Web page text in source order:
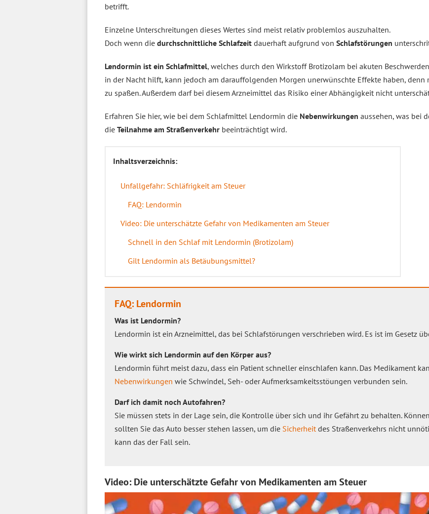
betrifft.
Einzelne Unterschreitungen dieses Wertes sind meist relativ problemlos auszuhalten.
Doch wenn die durchschnittliche Schlafzeit dauerhaft aufgrund von Schlafstörungen
Lendormin ist ein Schlafmittel, welches durch den Wirkstoff Brotizolam bei akuten
in der Nacht hilft, kann jedoch am darauffolgenden Morgen unerwünschte Effekte haben, denn
zu spaßen. Außerdem darf bei diesem Arzneimittel das Risiko einer Abhängigkeit nicht
Erfahren Sie hier, wie bei dem Schlafmittel Lendormin die Nebenwirkungen aussehen, was bei
die Teilnahme am Straßenverkehr beeinträchtigt wird.
Inhaltsverzeichnis:
Unfallgefahr: Schläfrigkeit am Steuer
FAQ: Lendormin
Video: Die unterschätzte Gefahr von Medikamenten am Steuer
Schnell in den Schlaf mit Lendormin (Brotizolam)
Gilt Lendormin als Betäubungsmittel?
FAQ: Lendormin
Was ist Lendormin?
Lendormin ist ein Arzneimittel, das bei Schlafstörungen verschrieben wird. Es ist im Gesetz
Wie wirkt sich Lendormin auf den Körper aus?
Lendormin führt meist dazu, dass ein Patient schneller einschlafen kann. Das Medikament
Nebenwirkungen wie Schwindel, Seh- oder Aufmerksamkeitsstöungen verbunden sein.
Darf ich damit noch Autofahren?
Sie müssen stets in der Lage sein, die Kontrolle über sich und ihr Gefährt zu behalten.
sollten Sie das Auto besser stehen lassen, um die Sicherheitdes Straßenverkehrs nicht
kann das der Fall sein.
Video: Die unterschätzte Gefahr von Medikamenten am Steuer